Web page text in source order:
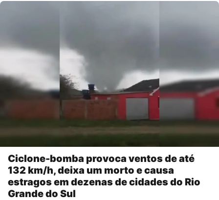
Ciclone-bomba provoca ventos de até
132 km/h, deixa um morto e causa
estragos em dezenas de cidades do Rio
Grande do Sul